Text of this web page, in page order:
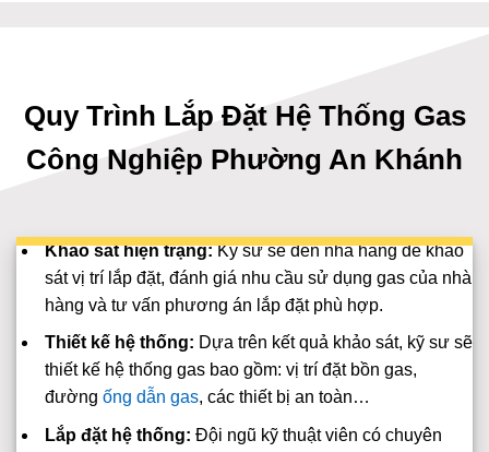
Quy Trình Lắp Đặt Hệ Thống Gas
Công Nghiệp Phường An Khánh
Khảo sát hiện trạng:Kỹ sư sẽ đến nhà hàng để khảo
sát vị trí lắp đặt, đánh giá nhu cầu sử dụng gas của nhà
hàng và tư vấn phương án lắp đặt phù hợp.
Thiết kế hệ thống: Dựa trên kết quả khảo sát, kỹ sư sẽ
thiết kế hệ thống gas bao gồm: vị trí đặt bồn gas,
đường ống dẫn gas, các thiết bị an toàn…
Lắp đặt hệ thống: Đội ngũ kỹ thuật viên có chuyên